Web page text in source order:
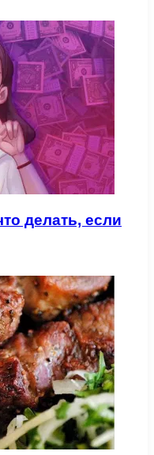
делать, если